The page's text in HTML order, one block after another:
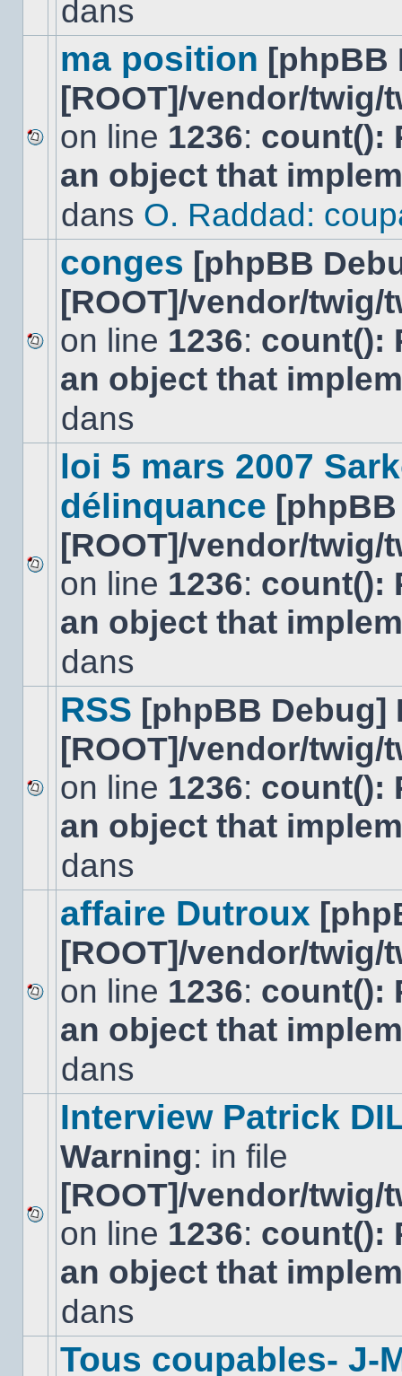
dansdans
Aucun
nouveau
message
sujet.
ma position [phpBB
[ROOT]/vendor/
on line 1236: count():
an object that
dans O. Raddad:
Aucun
nouveau
message
sujet.
conges [phpBB
[ROOT]/vendor/
on line 1236: count():
an object that
dans
Aucun
nouveau
message
non-
dans
loi 5 mars 2007
délinquance
[ROOT]/vendor/
on line 1236: count():
an object that
dans
Aucun
nouveau
message
sujet.
RSS [phpBB Debug]
[ROOT]/vendor/
on line 1236: count():
an object that
dans
Aucun
nouveau
message
sujet.
affaire Dutroux
[ROOT]/vendor/
on line 1236: count():
an object that
dans
Aucun
nouveau
message
non-
dans
Interview Patrick
Warning: in file
[ROOT]/vendor/
on line 1236: count():
an object that
dans
Tous coupables- J-